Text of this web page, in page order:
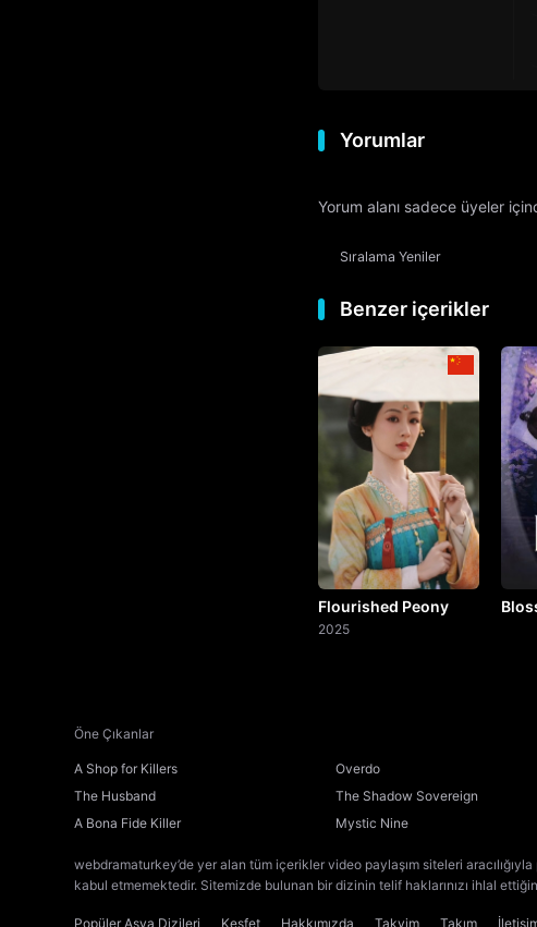
Yorumlar
Yorum alanı sadece üyeler
Sıralama Yeniler
Benzer içerikler
Flourished Peony
2025
Öne Çıkanlar
A Shop for Killers Overdo
The Husband
The Shadow Sovereign
A Bona Fide Killer
Mystic Nine
webdramaturkey’de yer alan tüm içerikler video paylaşım siteleri
kabul etmemektedir. Sitemizde bulunan bir dizinin telif haklarınızı ihlal
Popüler Asya Dizileri Keşfet Hakkımızda Takvim Takım